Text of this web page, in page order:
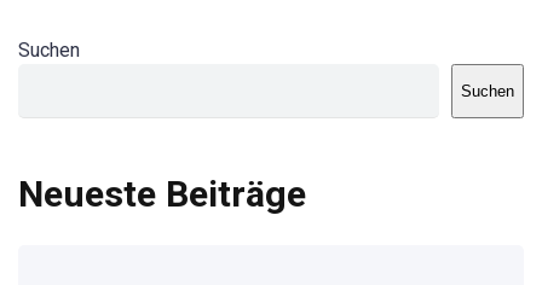
Suchen
Suchen
Neueste Beiträge